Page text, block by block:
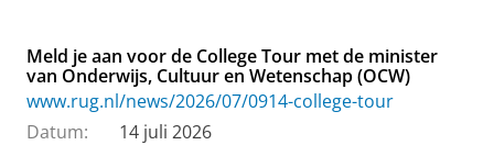
Meld je aan voor de College Tour met de minister
van Onderwijs, Cultuur en Wetenschap (OCW)
www.rug.nl/news/2026/07/0914-college-tour
Datum:
14 juli 2026